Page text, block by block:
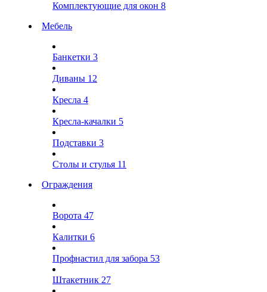
Комплектующие для окон 8
Мебель
Банкетки 3
Диваны 12
Кресла 4
Кресла-качалки 5
Подставки 3
Столы и стулья 11
Ограждения
Ворота 47
Калитки 6
Профнастил для забора 53
Штакетник 27